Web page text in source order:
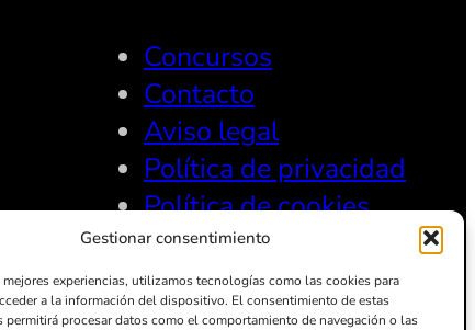
Gestionar consentimiento
mejores experiencias, utilizamos tecnologías como las cookies para
a la información del dispositivo. El consentimiento de estas
procesar datos como el comportamiento de navegación o las
Concursos
Contacto
Aviso legal
Política de privacidad
Política de cookies